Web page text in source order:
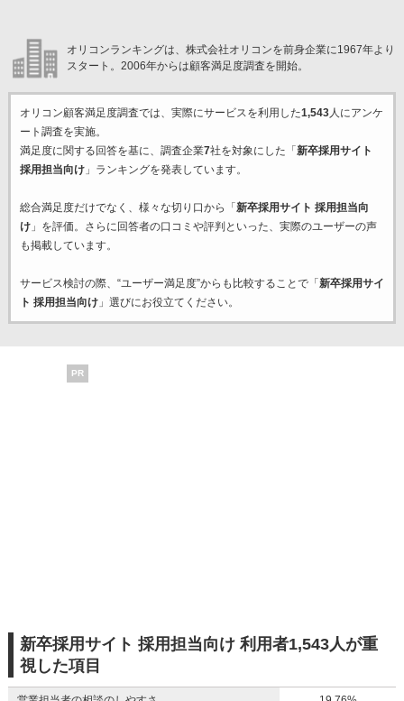
オリコンランキングは、株式会社オリコンを前身企業に1967年より
スタート。2006年からは顧客満足度調査を開始。
オリコン顧客満足度調査では、実際にサービスを利用した1,543人にアンケ
ート調査を実施。
満足度に関する回答を基に、調査企業7社を対象にした「 新卒採用サイト
採用担当向け」ランキングを発表しています。
総合満足度だけでなく、様々な切り口から「 新卒採用サイト 採用担当向
け」を評価。さらに回答者の口コミや評判といった、実際のユーザーの声
も掲載しています。
サービス検討の際、“ユーザー満足度”からも比較することで「 新卒採用サイ
ト 採用担当向け」選びにお役立てください。
PR
新卒採用サイト 採用担当向け 利用者1,543人が重
視した項目